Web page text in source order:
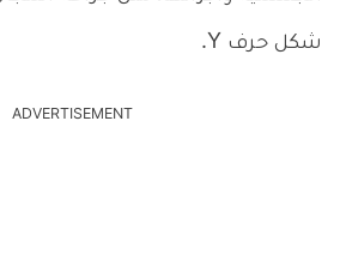
شكل حرف Y.
ADVERTISEMENT